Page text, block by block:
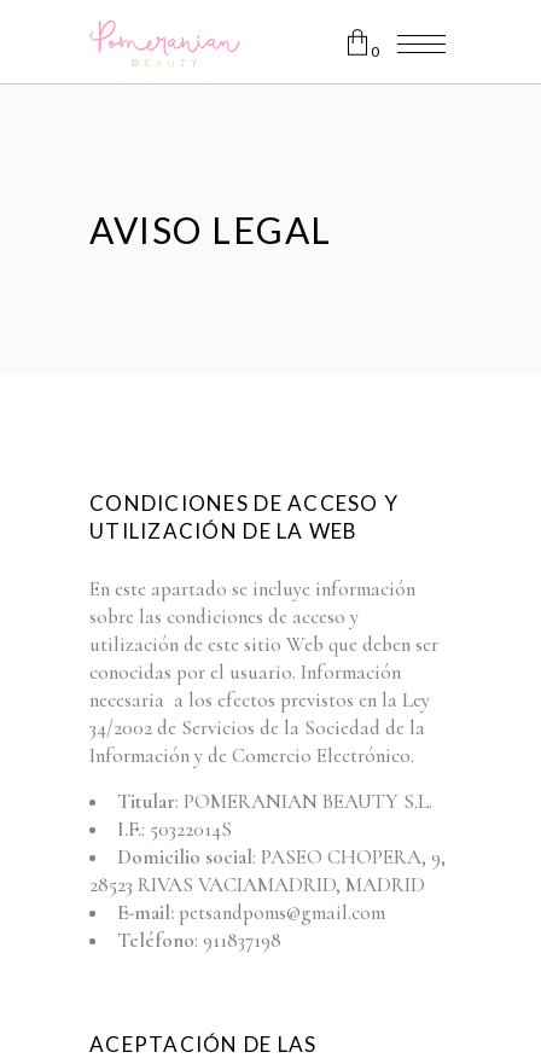
0
AVISO LEGAL
CONDICIONES DE ACCESO Y
UTILIZACIÓN DE LA WEB
En este apartado se incluye información
sobre las condiciones de acceso y
utilización de este sitio Web que deben ser
conocidas por el usuario. Información
necesaria a los efectos previstos en la Ley
34/2002 de Servicios de la Sociedad de la
Información y de Comercio Electrónico.
Titular: POMERANIAN BEAUTY S.L.
I.F.: 50322014S
Domicilio social: PASEO CHOPERA, 9,
28523 RIVAS VACIAMADRID, MADRID
E-mail: petsandpoms@gmail.com
Teléfono: 911837198
ACEPTACIÓN DE LAS